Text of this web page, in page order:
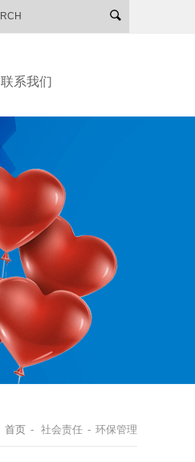
联系我们
首页 - 社会责任 - 环保管理